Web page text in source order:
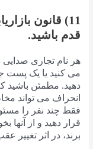
11) قانون
قدم باشید.
هر نام تجاری
می کنید یا یک پست
دهید. مطمئن باشید
انحراف می تواند
فقط چند نفر را
قرار دهید و از آنها
برند، در اثر تغییر